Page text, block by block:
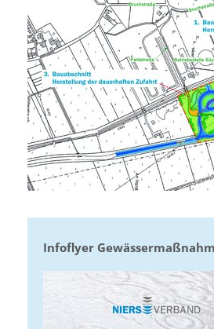
Infoflyer